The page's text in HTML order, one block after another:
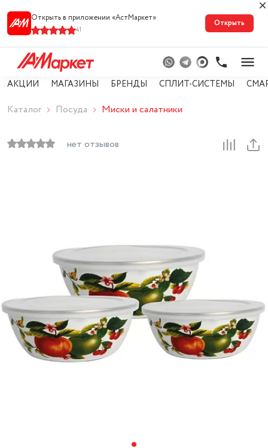
Открыть в приложении «АстМарке‪т‬»
41
Открыть
АКЦИИ МАГАЗИНЫ БРЕНДЫ СПЛИТ-СИСТЕМЫ
Каталог Посуда Миски и салатники
нет отзывов